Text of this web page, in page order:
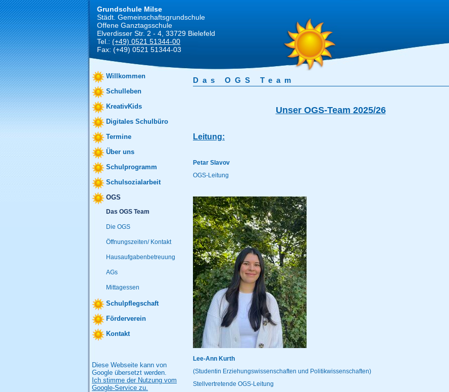
Grundschule Milse
Städt. Gemeinschaftsgrundschule
Offene Ganztagsschule
Elverdisser Str. 2 - 4, 33729 Bielefeld
Tel.: (+49) 0521 51344-00
Fax: (+49) 0521 51344-03
Willkommen
Schulleben
KreativKids
Digitales Schulbüro
Termine
Über uns
Schulprogramm
Schulsozialarbeit
OGS
Das OGS Team
Die OGS
Öffnungszeiten/ Kontakt
Hausaufgabenbetreuung
AGs
Mittagessen
Schulpflegschaft
Förderverein
Kontakt
Diese Webseite kann von
Google übersetzt werden.
Ich stimme der Nutzung vom
Google-Service zu.
Das OGS Team
Unser OGS-Team 2025/26
Leitung:
Petar Slavov
OGS-Leitung
Lee-Ann Kurth
(Studentin Erziehungswissenschaften und Politikwissenschaften)
Stellvertretende OGS-Leitung